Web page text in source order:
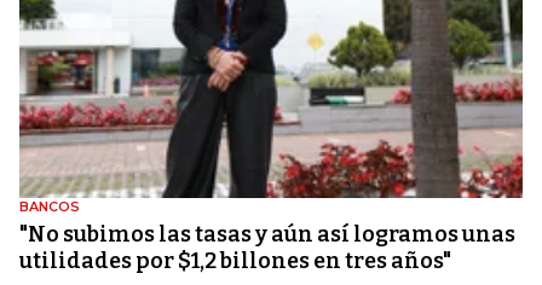
BANCOS
"No subimos las tasas y aún así logramos unas
utilidades por $1,2 billones en tres años"